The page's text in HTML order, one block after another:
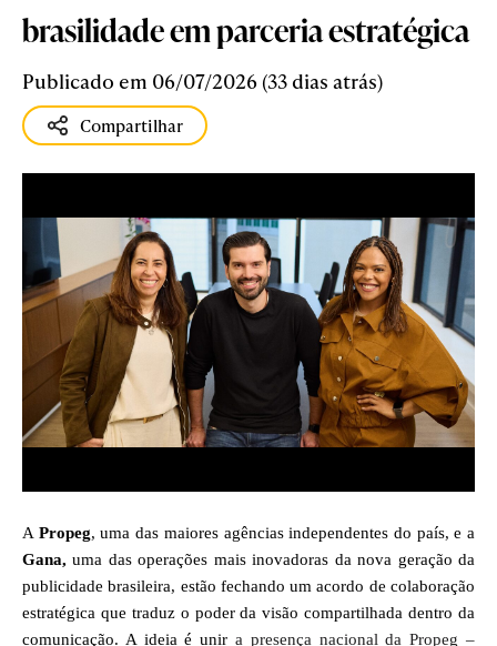
brasilidade em parceria estratégica
Publicado em 06/07/2026 (33 dias atrás)
Compartilhar
A Propeg, uma das maiores agências independentes do país, e a
Gana, uma das operações mais inovadoras da nova geração da
publicidade brasileira, estão fechando um acordo de colaboração
estratégica que traduz o poder da visão compartilhada dentro da
comunicação. A ideia é unir a presença nacional da Propeg –